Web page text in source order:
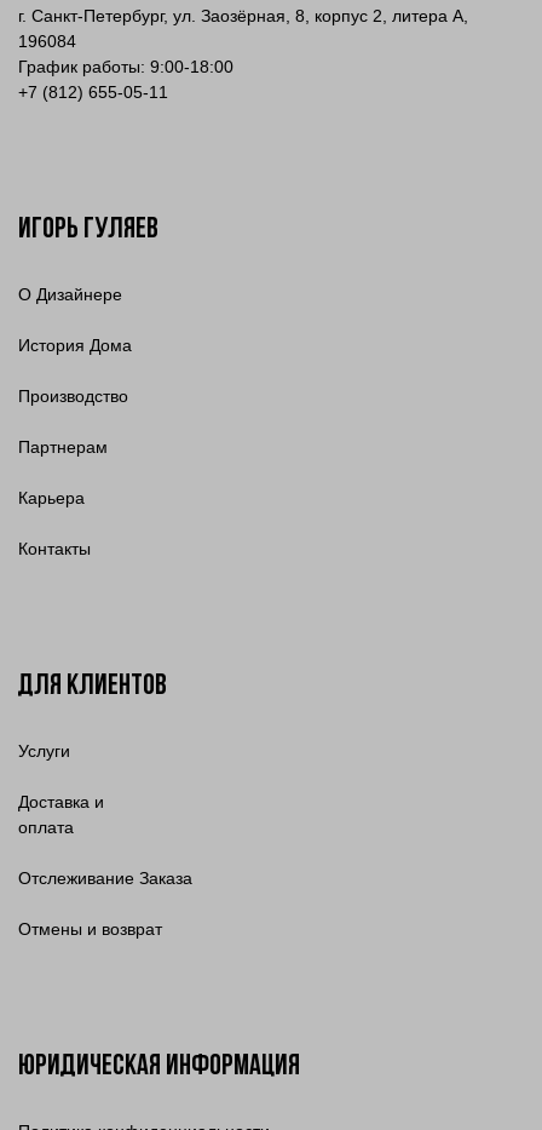
г. Санкт-Петербург, ул. Заозёрная, 8, корпус 2, литера А,
196084
График работы: 9:00-18:00
+7 (812) 655-05-11
Игорь Гуляев
О Дизайнере
История Дома
Производство
Партнерам
Карьера
Контакты
Для клиентов
Услуги
Доставка и
оплата
Отслеживание Заказа
Отмены и возврат
Юридическая информация